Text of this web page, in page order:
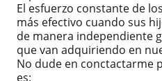
El esfuerzo constante de
más efectivo cuando sus
de manera independiente
que van adquiriendo en
No dude en conctactarme
es: